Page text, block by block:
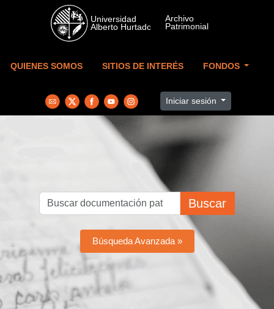
Skip to main content
QUIENES SOMOS SITIOS DE INTERÉS FONDOS
Iniciar sesión
Buscar
Búsqueda Avanzada »